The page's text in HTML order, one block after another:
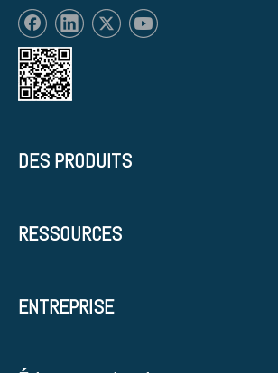
DES PRODUITS
RESSOURCES
ENTREPRISE